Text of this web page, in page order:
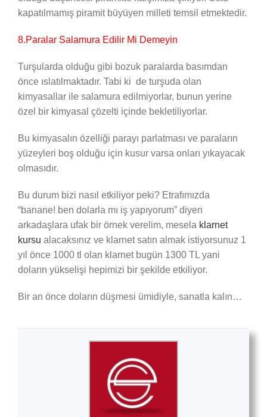
kapatılmamış piramit büyüyen milleti temsil etmektedir.
8.Paralar Salamura Edilir Mi Demeyin
Turşularda olduğu gibi bozuk paralarda basımdan
önce ıslatılmaktadır. Tabi ki de turşuda olan
kimyasallar ile salamura edilmiyorlar, bunun yerine
özel bir kimyasal çözelti içinde bekletiliyorlar.
Bu kimyasalın özelliği parayı parlatması ve paraların
yüzeyleri boş olduğu için kusur varsa onları yıkayacak
olmasıdır.
Bu durum bizi nasıl etkiliyor peki? Etrafımızda
“banane! ben dolarla mı iş yapıyorum” diyen
arkadaşlara ufak bir örnek verelim, mesela klarnet
kursu alacaksınız ve klarnet satın almak istiyorsunuz 1
yıl önce 1000 tl olan klarnet bugün 1300 TL yani
doların yükselişi hepimizi bir şekilde etkiliyor.
Bir an önce doların düşmesi ümidiyle, sanatla kalın…